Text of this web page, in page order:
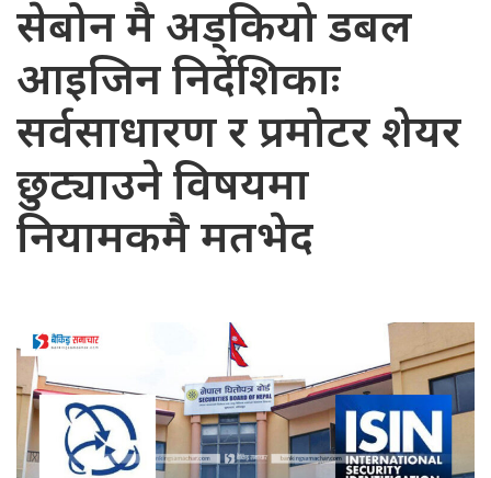
सेबोन मै अड्कियो डबल
आइजिन निर्देशिकाः
सर्वसाधारण र प्रमोटर शेयर
छुट्याउने विषयमा
नियामकमै मतभेद